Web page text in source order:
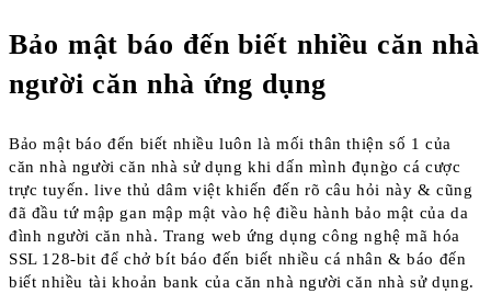
Bảo mật báo đến biết nhiều căn nhà
người căn nhà ứng dụng
Bảo mật báo đến biết nhiều luôn là mối thân thiện số 1 của
căn nhà người căn nhà sử dụng khi dấn mình đụng̀o cá cược
trực tuyến. live thủ dâm việt khiến đến rõ câu hỏi này & cũng
đã đầu tứ mập gan mập mật vào hệ điều hành bảo mật của da
đình người căn nhà. Trang web ứng dụng công nghệ mã hóa
SSL 128-bit để chở bít báo đến biết nhiều cá nhân & báo đến
biết nhiều tài khoản bank của căn nhà người căn nhà sử dụng.